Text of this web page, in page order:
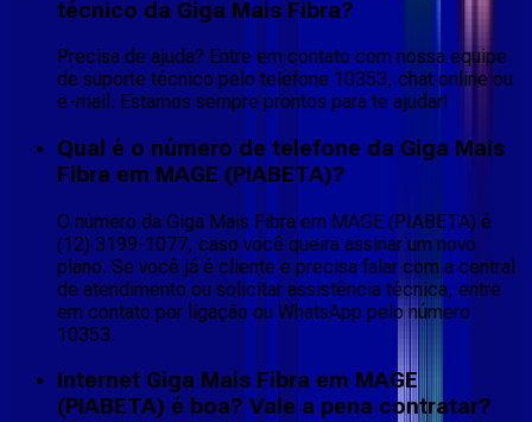
técnico da Giga Mais Fibra?
Precisa de ajuda? Entre em contato com nossa equipe
de suporte técnico pelo telefone 10353, chat online ou
e-mail. Estamos sempre prontos para te ajudar!
Qual é o número de telefone da Giga Mais
Fibra em MAGE (PIABETA)?
O número da Giga Mais Fibra em MAGE (PIABETA) é
(12) 3199-1077, caso você queira assinar um novo
plano. Se você já é cliente e precisa falar com a central
de atendimento ou solicitar assistência técnica, entre
em contato por ligação ou WhatsApp pelo número
10353.
Internet Giga Mais Fibra em MAGE
(PIABETA) é boa? Vale a pena contratar?